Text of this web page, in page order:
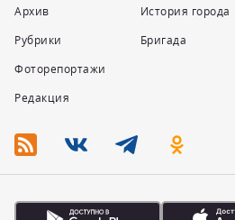
Архив
Рубрики
Фоторепортажи
Редакция
История города
Бригада